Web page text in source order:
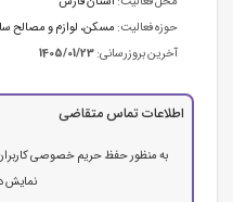
حوزه فعالیت: مسکن، لوازم و مصالح
آخرین بروزرسانی:1405/01/23
اطلاعات تماس متقاضی
به منظور حفظ حریم خصوصی
نمایش